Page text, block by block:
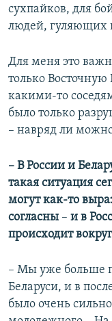
сухпайков, для
людей, гуляющих
Для меня это
только
какими-то
было только
– навряд ли
– В России и
такая ситуация
могут как-то
согласны – и в
происходит
– Мы уже больше
Беларуси, и в
было очень